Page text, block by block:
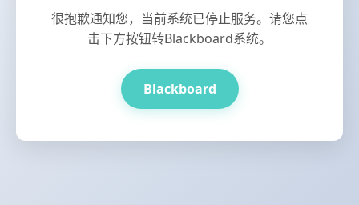
很抱歉通知您，当前系统已停止服务。请您点
击下方按钮转Blackboard系统。
Blackboard